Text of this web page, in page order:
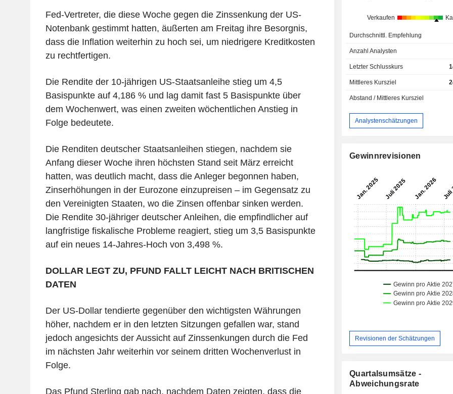
Fed-Vertreter, die diese Woche gegen die Zinssenkung der US-
Notenbank gestimmt hatten, äußerten am Freitag ihre Besorgnis,
dass die Inflation weiterhin zu hoch sei, um niedrigere Kreditkosten
zu rechtfertigen.
Die Rendite der 10-jährigen US-Staatsanleihe stieg um 4,5
Basispunkte auf 4,186 % und lag damit fast 5 Basispunkte über
dem Wochenwert, was einen zweiten wöchentlichen Anstieg in
Folge bedeutete.
Die Renditen deutscher Staatsanleihen stiegen, nachdem sie
Anfang dieser Woche ihren höchsten Stand seit März erreicht
hatten, was deutlich macht, dass die Anleger begonnen haben,
Zinserhöhungen in der Eurozone einzupreisen – im Gegensatz zu
den Vereinigten Staaten, wo die Zinsen offenbar sinken werden.
Die Rendite 30-jähriger deutscher Anleihen, die empfindlicher auf
langfristige fiskalische Probleme reagiert, stieg um 3,5 Basispunkte
auf ein neues 14-Jahres-Hoch von 3,498 %.
DOLLAR LEGT ZU, PFUND FALLT LEICHT NACH BRITISCHEN
DATEN
Der US-Dollar tendierte gegenüber den wichtigsten Währungen
höher, nachdem er in den letzten Sitzungen gefallen war, stand
jedoch angesichts der Aussicht auf Zinssenkungen durch die Fed
im nächsten Jahr weiterhin vor seinem dritten Wochenverlust in
Folge.
Das Pfund Sterling gab nach, nachdem Daten zeigten, dass die
Verkaufen
Durchschnittl. Empfehlung
Anzahl Analysten
Letzter Schlusskurs
Mittleres Kursziel
Abstand / Mittleres Kursziel
Analystenschätzungen
Gewinnrevisionen
Revisionen der Schätzungen
Quartalsumsätze -
Abweichungsrate